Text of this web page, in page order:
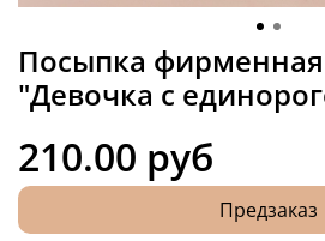
Посыпка фирменная
"Девочка с
210.00 руб
Предзаказ